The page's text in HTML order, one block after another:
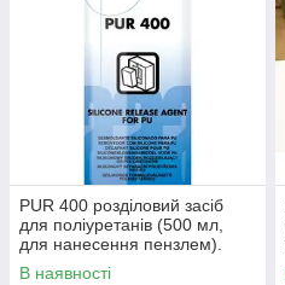
PUR 400 розділовий засіб
для поліуретанів (500 мл,
для нанесення пензлем).
Велика Британія
В наявності